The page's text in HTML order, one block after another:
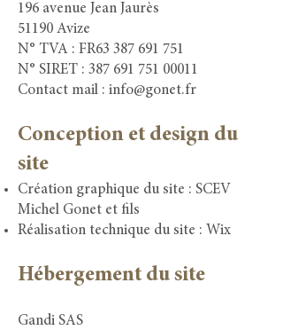
196 avenue Jean Jaurès
51190 Avize
N° TVA : FR63 387 691 751
N° SIRET : 387 691 751 00011
Contact mail : info@gonet.fr
Conception et design du
site
Création graphique du site : SCEV
Michel Gonet et fils
Réalisation technique du site : Wix
Hébergement du site
Gandi SAS